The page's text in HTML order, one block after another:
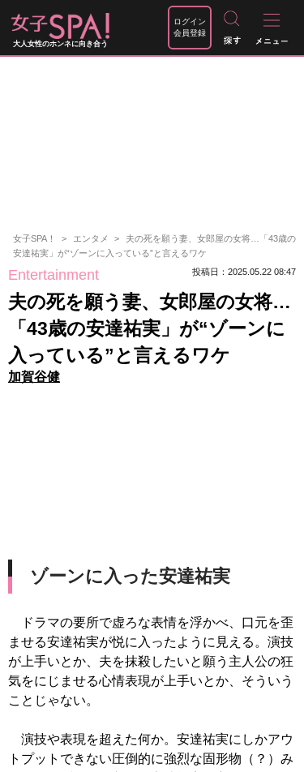
大人女性のホンネに向き合う
ログイン
会員登録
女子SPA！ エンタメ
夫の死を願う妻、女郎屋の女将…「43歳の
安達祐実」が“ゾーンに入っている”と言えるワケ
Entertainment 投稿日：2025.05.22 08:47
夫の死を願う妻、女郎屋の女将…
「43歳の安達祐実」が“ゾーンに
入っている”と言えるワケ
加賀谷健
ゾーンに入った安達祐実
ドラマの要所で虚ろな表情を浮かべ、口元を歪
ませる安達祐実が悦に入ったように見える。演技
が上手いとか、夫を抹殺したいと願う主人公の狂
気をにじませる心情表現が上手いとか、そういう
ことじゃない。
演技や表現を超えた何か。安達祐実にしかアウ
トプットできない圧倒的に強烈な固形物（？）み